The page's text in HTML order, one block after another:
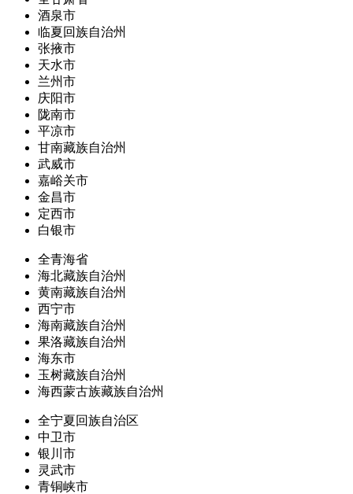
酒泉市
临夏回族自治州
张掖市
天水市
兰州市
庆阳市
陇南市
平凉市
甘南藏族自治州
武威市
嘉峪关市
金昌市
定西市
白银市
全青海省
海北藏族自治州
黄南藏族自治州
西宁市
海南藏族自治州
果洛藏族自治州
海东市
玉树藏族自治州
海西蒙古族藏族自治州
全宁夏回族自治区
中卫市
银川市
灵武市
青铜峡市